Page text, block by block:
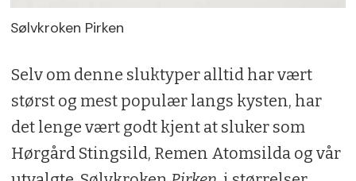
Sølvkroken Pirken
Selv om denne sluktyper alltid har vært
størst og mest populær langs kysten, har
det lenge vært godt kjent at sluker som
Hørgård Stingsild, Remen Atomsilda og vår